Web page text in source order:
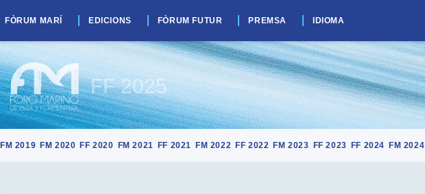
FÒRUM MARÍ EDICIONS FÒRUM FUTUR PREMSA IDIOMA
FF 2025
FM 2019 FM 2020 FF 2020 FM 2021 FF 2021 FM 2022 FF 2022 FM 2023 FF 2023 FF 2024 FM 2024